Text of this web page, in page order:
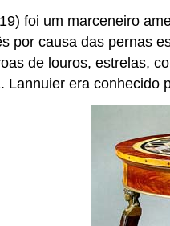
foi um marceneiro
por causa das pernas
de louros, estrelas,
Lannuier era